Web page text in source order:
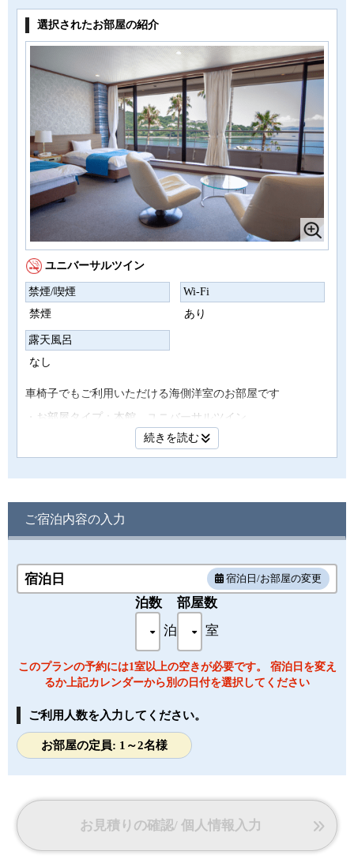
選択されたお部屋の紹介
ユニバーサルツイン
禁煙/喫煙
禁煙
Wi-Fi
あり
露天風呂
なし
車椅子でもご利用いただける海側洋室のお部屋です
・お部屋タイプ：本館 ユニバーサルツイン
・定員：2名 シングルベッド（110ｃｍ×195ｃｍ）2台
・アメニティ：ハンドタオル / バスタオル / シャンプー・リ
・備品・設備：ドライヤー / 液晶テレビ / 浴衣 / ポット / スリ
ッパ / 温泉洗浄トイレ / 冷蔵庫
※客室内にて多少段差がございます。客室のお湯は温泉では
続きを読む
ご宿泊内容の入力
宿泊日 宿泊日/お部屋の変更
泊数
泊
部屋数
室
このプランの予約には1室以上の空きが必要です。 宿泊日を変え
るか上記カレンダーから別の日付を選択してください
ご利用人数を入力してください。
お部屋の定員: 1～2名様
お見積りの確認/ 個人情報入力